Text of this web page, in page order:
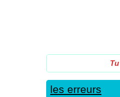
les erreurs